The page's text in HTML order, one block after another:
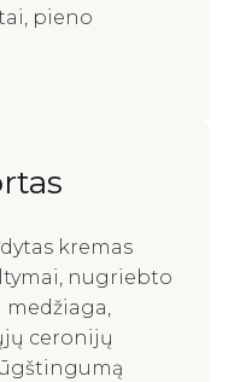
pieno
kremas
nugriebto
ceronijų